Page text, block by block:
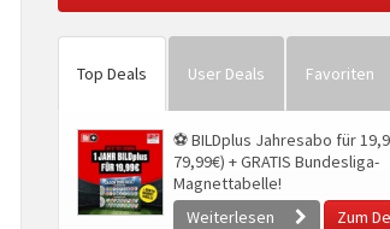
Top Deals User Deals Favoriten
⚽ BILDplus Jahresabo für
79,99€) + GRATIS Bundesliga-
Magnettabelle!
Weiterlesen
Zum